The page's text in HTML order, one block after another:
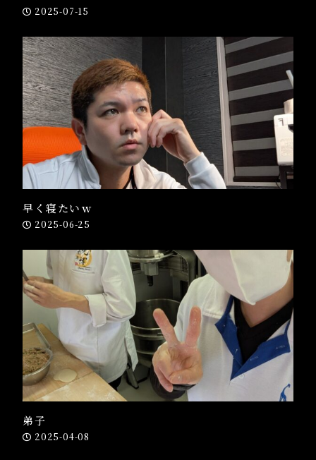
2025-07-15
早く寝たいｗ
2025-06-25
弟子
2025-04-08